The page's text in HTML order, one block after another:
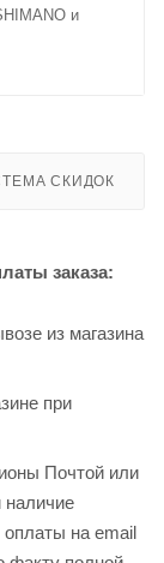
и
СКИДОК
заказа:
из магазина
при
Почтой или
на email